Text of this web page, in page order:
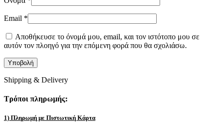
Email *
Αποθήκευσε το όνομά μου, email, και τον ιστότοπο μου σε
αυτόν τον πλοηγό για την επόμενη φορά που θα σχολιάσω.
Shipping & Delivery
Τρόποι πληρωμής:
1) Πληρωμή με Πιστωτική Κάρτα